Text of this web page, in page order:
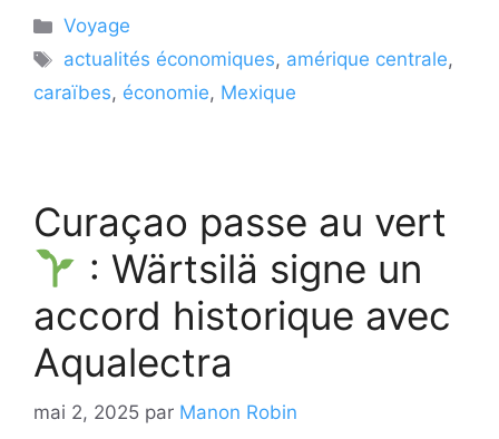
Catégories
Voyage
Étiquettes
actualités économiques, amérique centrale,
caraïbes, économie, Mexique
Curaçao passe au vert
: Wärtsilä signe un
accord historique avec
Aqualectra
mai 2, 2025 par Manon Robin